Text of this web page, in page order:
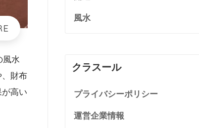
風水
、財布
高い
風水
クラスール
プライバシーポリシー
運営企業情報